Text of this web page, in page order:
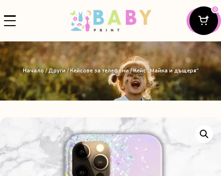
0
Начало/Други/Кейсове за телефони/ Кейс „Майка и дъщеря“